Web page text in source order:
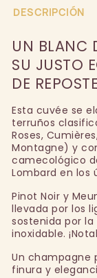
DESCRIPCIÓN
UN BLANC
SU JUSTO
DE
Esta cuvée se
terruños
Roses,
Montagne) y
camecológico
Lombard en los
Pinot Noir y
llevada por los
sostenida por
inoxidable.
Un champagne
finura y